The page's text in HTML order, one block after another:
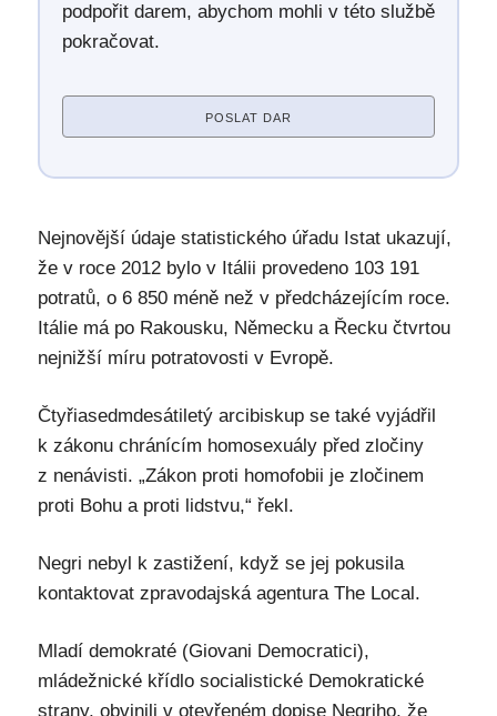
podpořit darem, abychom mohli v této službě
pokračovat.
POSLAT DAR
Nejnovější údaje statistického úřadu Istat ukazují,
že v roce 2012 bylo v Itálii provedeno 103 191
potratů, o 6 850 méně než v předcházejícím roce.
Itálie má po Rakousku, Německu a Řecku čtvrtou
nejnižší míru potratovosti v Evropě.
Čtyřiasedmdesátiletý arcibiskup se také vyjádřil
k zákonu chránícím homosexuály před zločiny
z nenávisti. „Zákon proti homofobii je zločinem
proti Bohu a proti lidstvu,“ řekl.
Negri nebyl k zastižení, když se jej pokusila
kontaktovat zpravodajská agentura The Local.
Mladí demokraté (Giovani Democratici),
mládežnické křídlo socialistické Demokratické
strany, obvinili v otevřeném dopise Negriho, že